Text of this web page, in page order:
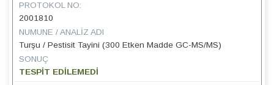
PROTOKOL NO:
2001810
NUMUNE / ANALIZ ADI
Turşu / Pestisit Tayini (300 Etken Madde GC-MS/MS)
SONUÇ
TESPİT EDİLEMEDİ